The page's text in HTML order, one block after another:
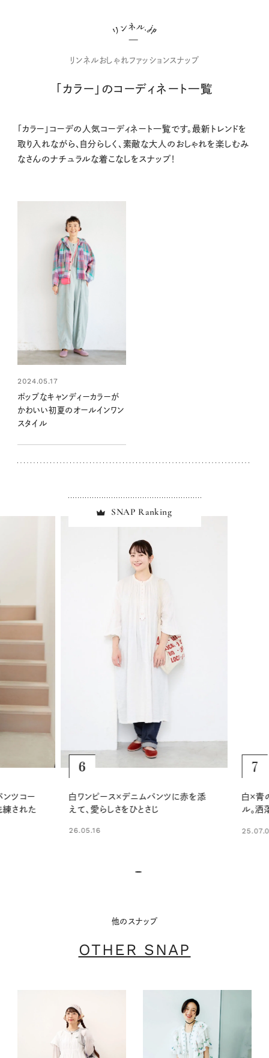
リンネルおしゃれファッションスナップ
「カラー」のコーディネート一覧
「カラー」コーデの人気コーディネート一覧です。最新トレンドを
取り入れながら、自分らしく、素敵な大人のおしゃれを楽しむみ
なさんのナチュラルな着こなしをスナップ！
2024.05.17
ポップなキャンディーカラーが
かわいい初夏のオールインワン
スタイル
SNAP Ranking
コー
された
6
白ワンピース×デニムパンツに赤を添
えて、愛らしさをひとさじ
26.05.16
白×青の
ル。洒落
25.07.05
他のスナップ
OTHER SNAP